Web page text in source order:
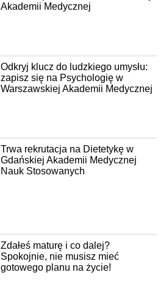
Akademii Medycznej
Odkryj klucz do ludzkiego umysłu:
zapisz się na Psychologię w
Warszawskiej Akademii Medycznej
Trwa rekrutacja na Dietetykę w
Gdańskiej Akademii Medycznej
Nauk Stosowanych
Zdałeś maturę i co dalej?
Spokojnie, nie musisz mieć
gotowego planu na życie!